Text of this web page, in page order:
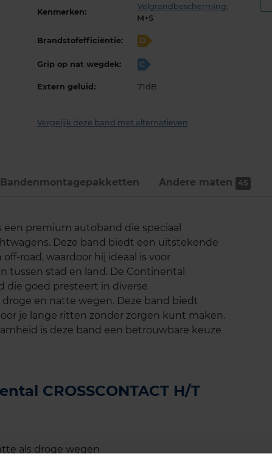
Kenmerken:
Velgrandbescherming,
Brandstofefficiëntie: D
Grip op nat wegdek: C
Extern geluid: 71dB
Vergelijk deze band met alternatieven
Bandenmontage­pakketten Andere maten 45
een premium autoband die speciaal
Deze band biedt een uitstekende
road, waardoor hij ideaal is voor
tussen stad en land. De Continental
die goed presteert in diverse
en natte wegen. Deze band biedt
je lange ritten zonder zorgen kunt maken.
is deze band een betrouwbare keuze
CROSSCONTACT H/T
als droge wegen